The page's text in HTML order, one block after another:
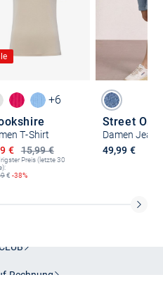
+6
T-Shirt
15,99 €
Preis
€
Preis (letzte 30
€ -38%
Street One
49,99 €
Rechnung